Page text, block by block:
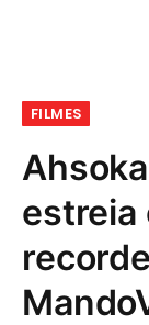
FILMES
estreia